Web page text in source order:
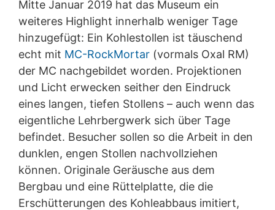
Mitte Januar 2019 hat das Museum ein
weiteres Highlight innerhalb weniger Tage
hinzugefügt: Ein Kohlestollen ist täuschend
echt mit MC-RockMortar (vormals Oxal RM)
der MC nachgebildet worden. Projektionen
und Licht erwecken seither den Eindruck
eines langen, tiefen Stollens – auch wenn das
eigentliche Lehrbergwerk sich über Tage
befindet. Besucher sollen so die Arbeit in den
dunklen, engen Stollen nachvollziehen
können. Originale Geräusche aus dem
Bergbau und eine Rüttelplatte, die die
Erschütterungen des Kohleabbaus imitiert,
aushändigen zu lassen. Sofern Sie die direkte
Übertragung der Daten an einen anderen
Verantwortlichen verlangen, erfolgt dies nur, soweit es
technisch machbar ist.
Recht zur Auskunft, Berichtigung, Löschung,
Sperrung
Sie sind gemäß Art. 15 DSGVO jederzeit berechtigt
gegenüber MC-Bauchemie um umfangreiche
Auskunftserteilung zu den zu Ihrer Person
gespeicherten Daten zu ersuchen. Gemäß Art. 17
DSGVO können Sie jederzeit von uns die Berichtigung,
Löschung und Sperrung einzelner personenbezogener
Daten verlangen.